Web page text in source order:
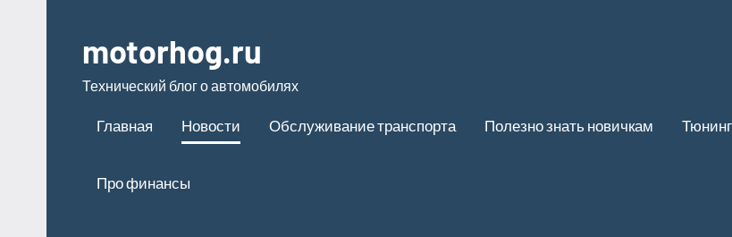
содержимому
motorhog.ru
Технический блог о автомобилях
Главная Новости Обслуживание транспорта Полезно знать новичкам
Про финансы